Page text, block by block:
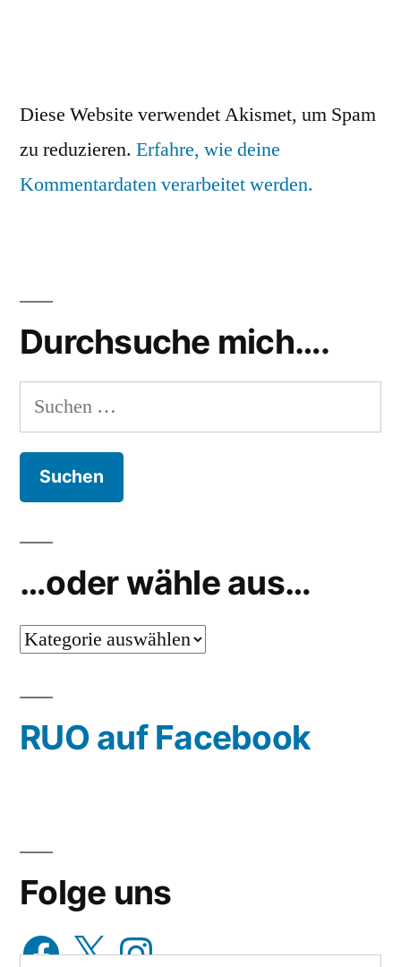
Diese Website verwendet Akismet, um Spam
zu reduzieren. Erfahre, wie deine
Kommentardaten verarbeitet werden.
Durchsuche mich….
Suchen
nach:
…oder wähle aus…
…
aus…
RUO auf Facebook
Folge uns
Facebook
X Instagram